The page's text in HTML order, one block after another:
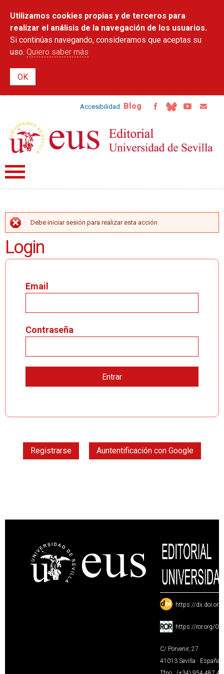
contenido
principal
Utilizamos cookies propias y de terceros para
realizar el análisis de la navegación de los usuarios.
Si continúas navegando, consideramos que aceptas su
uso. Quiero saber más
Accesibilidad Blog
MENSAJE DE ERROR
Debe iniciar sesión para realizar esta acción
Login
Email
Contraseña
Registrarse Auntentificación con Google
: https://
: https://ror.org/
C/ Porvenir, 27
41013 Sevilla · España